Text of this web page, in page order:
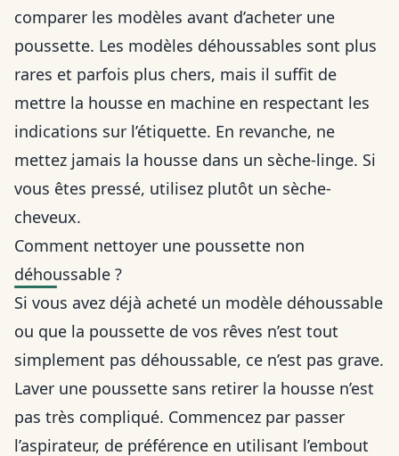
comparer les modèles avant d’acheter une
poussette. Les modèles déhoussables sont plus
rares et parfois plus chers, mais il suffit de
mettre la housse en machine en respectant les
indications sur l’étiquette. En revanche, ne
mettez jamais la housse dans un sèche-linge. Si
vous êtes pressé, utilisez plutôt un sèche-
cheveux.
Comment nettoyer une poussette non
déhoussable ?
Si vous avez déjà acheté un modèle déhoussable
ou que la poussette de vos rêves n’est tout
simplement pas déhoussable, ce n’est pas grave.
Laver une poussette sans retirer la housse n’est
pas très compliqué. Commencez par passer
l’aspirateur, de préférence en utilisant l’embout